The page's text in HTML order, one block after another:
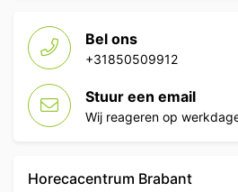
Bel ons
+31850509912
Stuur een email
Wij reageren op
Horecacentrum Brabant